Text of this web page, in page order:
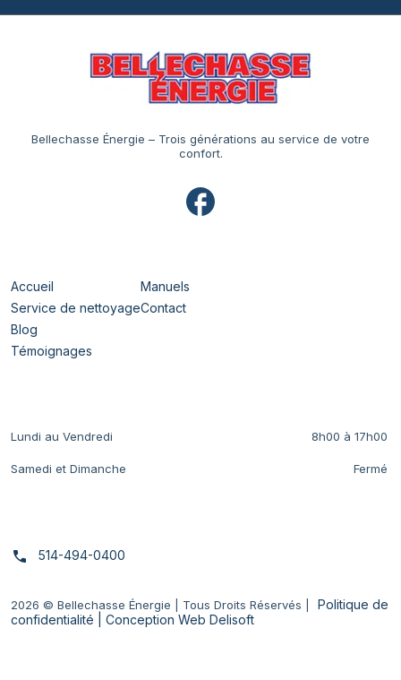
Bellechasse Énergie – Trois générations au service de votre
confort.
Accueil
Service de nettoyage
Blog
Témoignages
Manuels
Contact
Lundi au Vendredi 8h00 à 17h00
Samedi et Dimanche Fermé
514-494-0400
2026 © Bellechasse Énergie | Tous Droits Réservés |
Politique de
confidentialité
| Conception Web Delisoft